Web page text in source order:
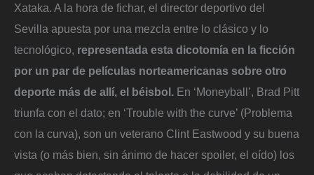
Xataka. A la hora de fichar, el director deportivo del
Sevilla apuesta por una mezcla entre lo clásico y lo
tecnológico, representada esta dicotomía en la ficción
por un par de películas norteamericanas sobre otro
deporte más de allí, el béisbol. En ‘Moneyball’, Brad Pitt
triunfa con el dato; en ‘Trouble with the curve’ (Problema
con la curva), son un veterano Clint Eastwood y su buena
vista (o más bien, sin ánimo de hacer spoiler, el oído) los